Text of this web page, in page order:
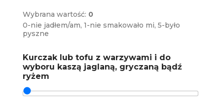
Wybrana wartość: 0
0-nie jadłem/am, 1-nie smakowało mi, 5-było
pyszne
Kurczak lub tofu z warzywami i do
wyboru kaszą jaglaną, gryczaną bądź
ryżem